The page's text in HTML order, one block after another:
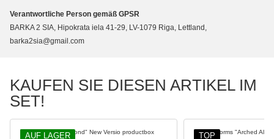
Verantwortliche Person gemäß GPSR
BARKA 2 SIA, Hipokrata iela 41-29, LV-1079 Riga, Lettland,
barka2sia@gmail.com
KAUFEN SIE DIESEN ARTIKEL IM
SET!
AUF LAGER TOP